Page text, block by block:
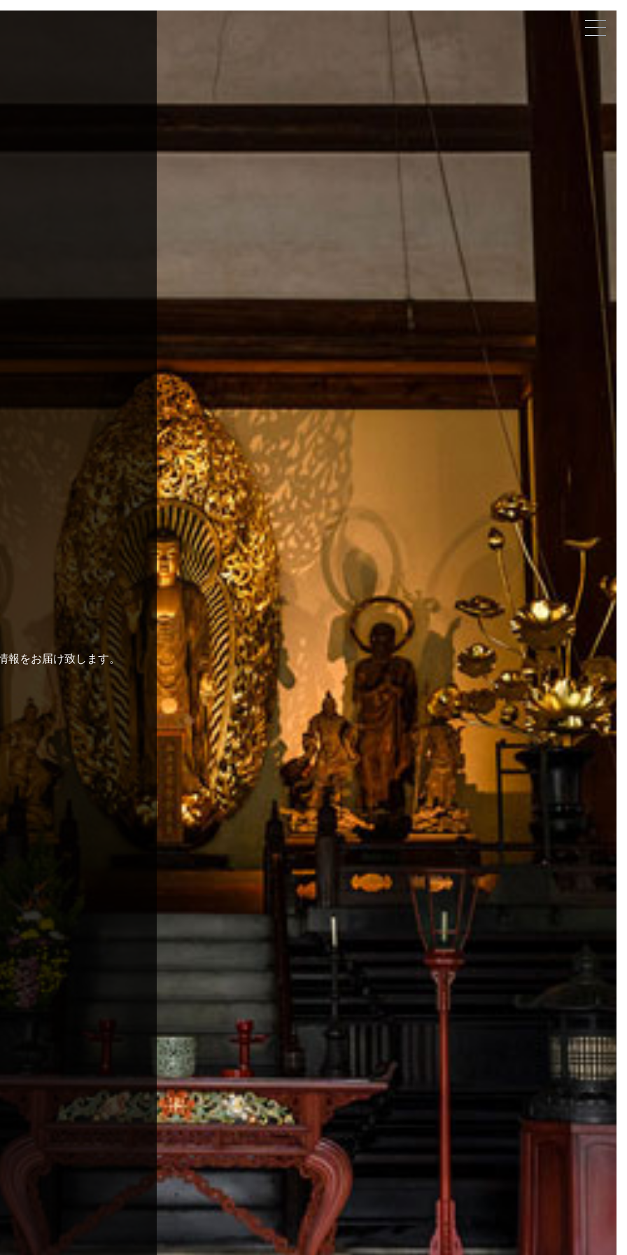
報をお届け致します。